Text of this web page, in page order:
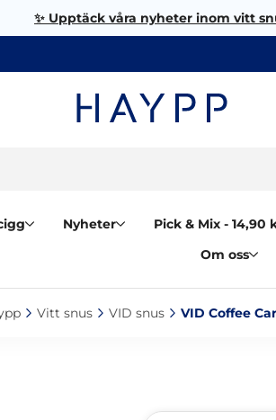
✨ Upptäck våra nyheter inom vitt
Nyheter Pick & Mix - 14,90
Om oss
Vitt snus‎ VID snus‎ VID Coffee